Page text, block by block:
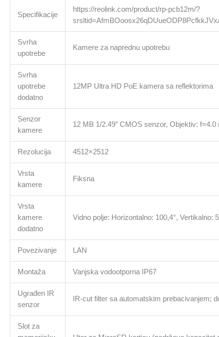
Specifikacije
https://reolink.com/product/rp-pcb12m/?
Svrha
upotrebe
Kamere za naprednu upotrebu
Svrha
upotrebe
dodatno
12MP Ultra HD PoE kamera sa reflektorima
Senzor
kamere
12 MB 1/2.49″ CMOS senzor, Objektiv:
Rezolucija 4512×2512
Vrsta
kamere
Fiksna
Vrsta
kamere
dodatno
Vidno polje: Horizontalno: 100,4°, Vertikalno:
Povezivanje LAN
Montaža Vanjska vodootporna IP67
Ugrađen IR
senzor
IR-cut filter sa automatskim prebacivanjem;
Slot za